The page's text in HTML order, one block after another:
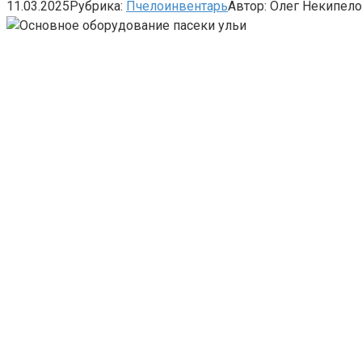
11.03.2025Рубрика: ПчелоинвентарьАвтор: Олег